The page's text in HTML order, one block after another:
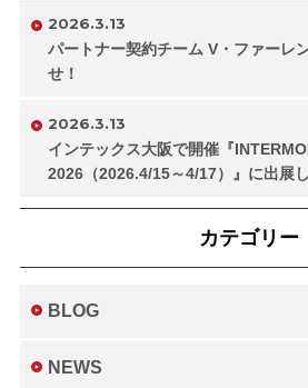
2026.3.13
パートナー契約チーム V・ファーレ
せ！
2026.3.13
インテックス大阪で開催『
2026（2026.4/15～4/17）』に出展
カテゴリー
BLOG
NEWS